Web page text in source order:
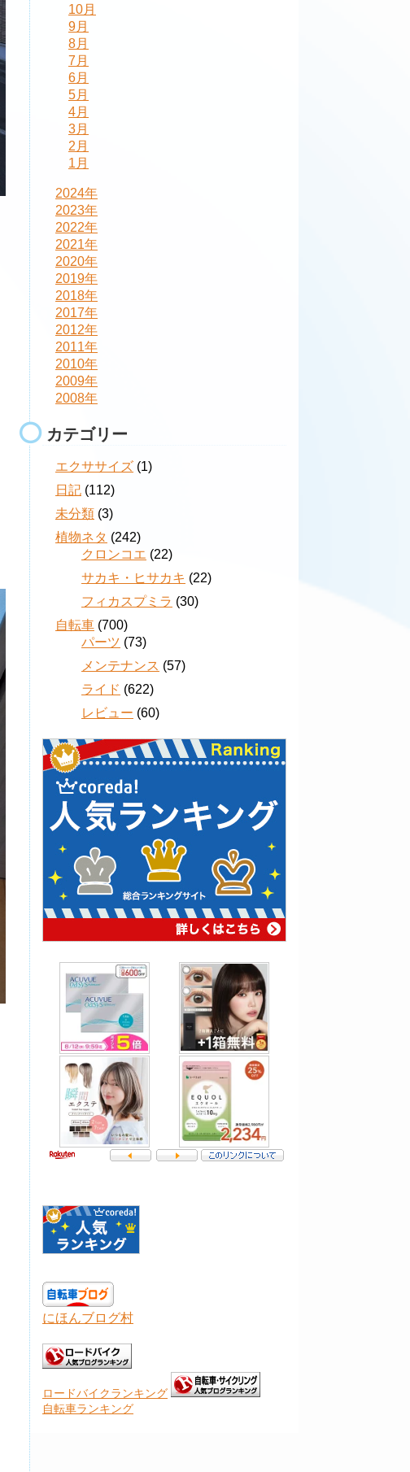
10月
9月
8月
7月
6月
5月
4月
3月
2月
1月
2024年
2023年
2022年
2021年
2020年
2019年
2018年
2017年
2012年
2011年
2010年
2009年
2008年
カテゴリー
エクササイズ (1)
日記 (112)
未分類 (3)
植物ネタ (242)
クロンコエ (22)
サカキ・ヒサカキ (22)
フィカスプミラ (30)
自転車 (700)
パーツ (73)
メンテナンス (57)
ライド (622)
レビュー (60)
にほんブログ村
ロードバイクランキング
自転車ランキング